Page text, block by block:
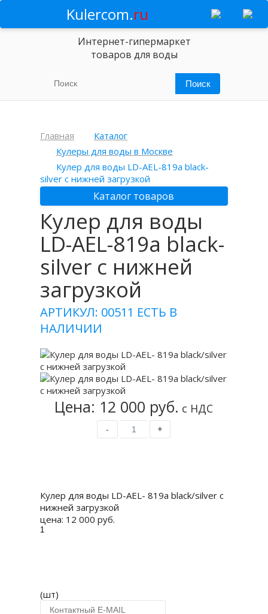
Kulercom.ru
Интернет-гипермаркет
товаров для воды
Главная
Каталог
Кулеры для воды в Москве
Кулер для воды LD-AEL-819a black-
silver с нижней загрузкой
Каталог товаров
Кулер для воды
LD-AEL-819a black-
silver с нижней
загрузкой
АРТИКУЛ: 00511 ЕСТЬ В
НАЛИЧИИ
Цена: 12 000 руб. с НДС
- +
Кулер для воды LD-AEL- 819a black/silver с
нижней загрузкой
цена: 12 000 руб.
(шт)